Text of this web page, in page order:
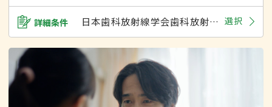
詳細条件 日本歯科放射線学会歯科放射線専門医 選択